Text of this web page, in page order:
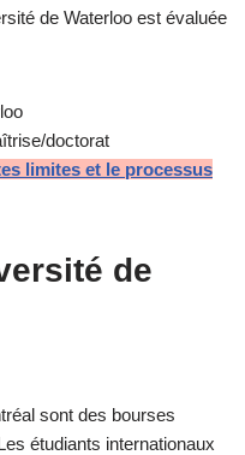
de Waterloo est évaluée
doctorat
limites et le processus
de
sont des bourses
étudiants internationaux